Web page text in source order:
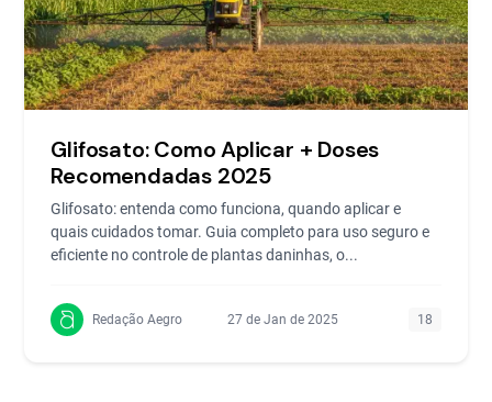
Glifosato: Como Aplicar + Doses
Recomendadas 2025
Glifosato: entenda como funciona, quando aplicar e
quais cuidados tomar. Guia completo para uso seguro e
eficiente no controle de plantas daninhas, o...
Redação Aegro 27 de Jan de 2025 18